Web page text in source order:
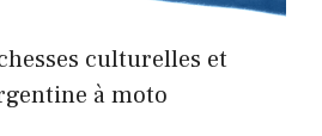
culturelles et
à moto